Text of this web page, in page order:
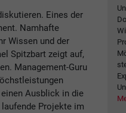
Eines der
Namhafte
Wissen und der
Spitzbart zeigt auf,
Management-Guru
Ausblick in die
Projekte im